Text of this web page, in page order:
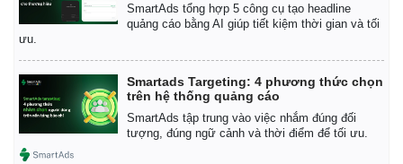
SmartAds tổng hợp 5 công cụ tạo headline
quảng cáo bằng AI giúp tiết kiệm thời gian và tối
ưu.
Smartads Targeting: 4 phương thức chọn
trên hệ thống quảng cáo
SmartAds tập trung vào việc nhắm đúng đối
tượng, đúng ngữ cảnh và thời điểm để tối ưu.